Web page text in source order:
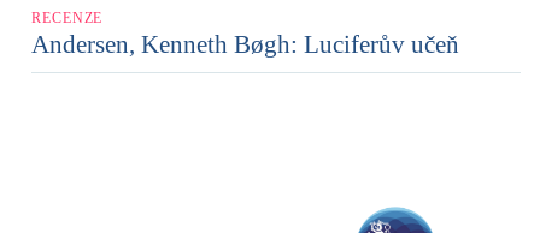
RECENZE
Andersen, Kenneth Bøgh: Luciferův učeň